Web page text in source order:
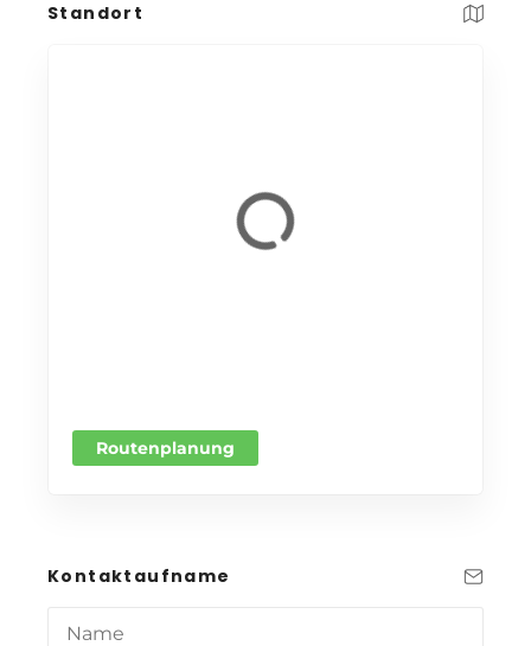
Standort
Routenplanung
Kontaktaufname